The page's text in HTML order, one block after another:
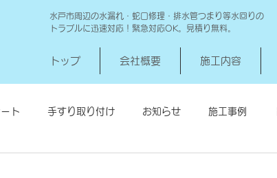
水戸市周辺の水漏れ・蛇口修理・排水管つまり等水回りの
トラブルに迅速対応！緊急対応OK。見積り無料。
トップ 会社概要 施工内容
ト 手すり取り付け お知らせ 施工事例